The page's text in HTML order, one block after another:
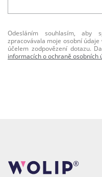
Odesláním souhlasím, aby
zpracovávala moje osobní
účelem zodpovězení dotazu.
informacích o ochraně osobních